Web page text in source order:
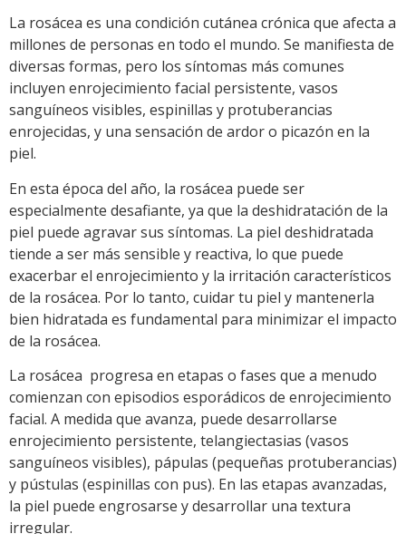
La rosácea es una condición cutánea crónica que afecta a
millones de personas en todo el mundo. Se manifiesta de
diversas formas, pero los síntomas más comunes
incluyen enrojecimiento facial persistente, vasos
sanguíneos visibles, espinillas y protuberancias
enrojecidas, y una sensación de ardor o picazón en la
piel.
En esta época del año, la rosácea puede ser
especialmente desafiante, ya que la deshidratación de la
piel puede agravar sus síntomas. La piel deshidratada
tiende a ser más sensible y reactiva, lo que puede
exacerbar el enrojecimiento y la irritación característicos
de la rosácea. Por lo tanto, cuidar tu piel y mantenerla
bien hidratada es fundamental para minimizar el impacto
de la rosácea.
La rosácea progresa en etapas o fases que a menudo
comienzan con episodios esporádicos de enrojecimiento
facial. A medida que avanza, puede desarrollarse
enrojecimiento persistente, telangiectasias (vasos
sanguíneos visibles), pápulas (pequeñas protuberancias)
y pústulas (espinillas con pus). En las etapas avanzadas,
la piel puede engrosarse y desarrollar una textura
irregular.